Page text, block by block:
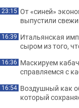
23:15 От «синей»
выпустили
16:39 Итальянская
сыром из того,
16:36 Маскируем
справляемся с
16:54 Воздушный как
который